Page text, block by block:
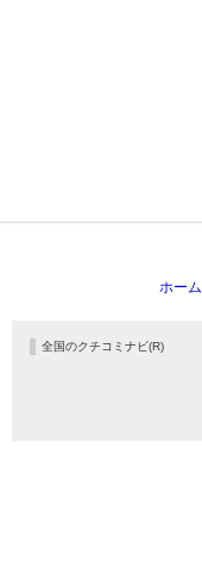
ホーム
全国のクチコミナビ(R)